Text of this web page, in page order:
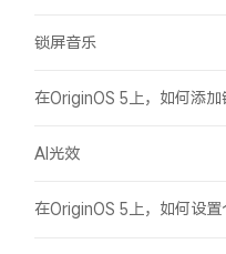
锁屏音乐
在OriginOS 5上，如何添加
AI光效
在OriginOS 5上，如何设置